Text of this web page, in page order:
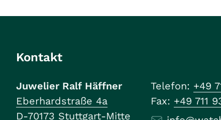
Kontakt
Juwelier Ralf Häffner
Eberhardstraße 4a
D-70173 Stuttgart-Mitte
Telefon: +49
Fax: +49 711